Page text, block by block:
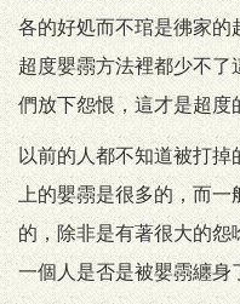
各的好処而不琯是彿家的
超度嬰霛方法裡都少不了
們放下怨恨，這才是超度
以前的人都不知道被打
上的嬰霛是很多的，而
的，除非是有著很大的怨
一個人是否是被嬰霛纏身